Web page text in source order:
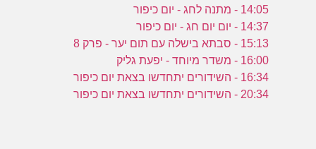
14:05 - מתנה לחג - יום כיפור
14:37 - יום יום חג - יום כיפור
15:13 - סבתא בישלה עם תום יער - פרק 8
16:00 - משדר מיוחד - יפעת גליק
16:34 - השידורים יתחדשו בצאת יום כיפור
20:34 - השידורים יתחדשו בצאת יום כיפור